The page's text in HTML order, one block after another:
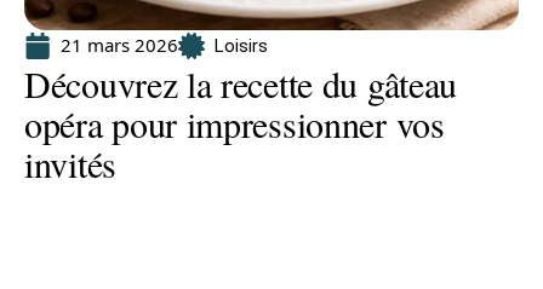
21 mars 2026 Loisirs
Découvrez la recette du gâteau
opéra pour impressionner vos
invités